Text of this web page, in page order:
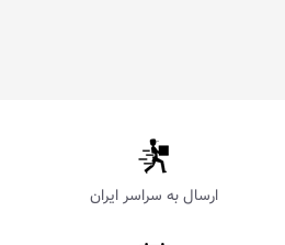
ارسال به سراسر ایران